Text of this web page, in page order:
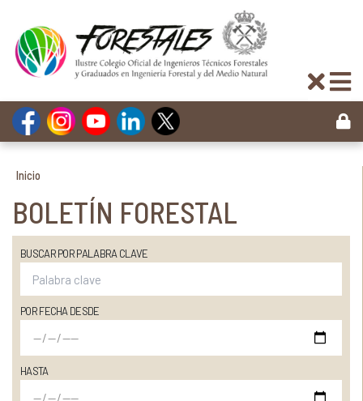
Inicio
BOLETÍN FORESTAL
BUSCAR POR PALABRA CLAVE
POR FECHA DESDE
HASTA